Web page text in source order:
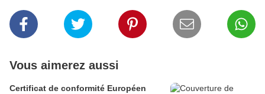
Vous aimerez aussi
Certificat de conformité Européen